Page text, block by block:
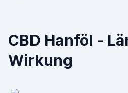
CBD Hanföl -
Wirkung